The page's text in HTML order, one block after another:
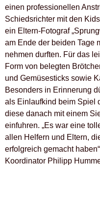
einen professionellen
Schiedsrichter mit den
ein Eltern-Fotograf
am Ende der beiden Tage
nehmen durften. Für das
Form von belegten
und Gemüsesticks sowie
Besonders in Erinnerung
als Einlaufkind beim Spiel
diese danach mit einem
einfuhren. „Es war eine
allen Helfern und Eltern,
erfolgreich gemacht
Koordinator Philipp